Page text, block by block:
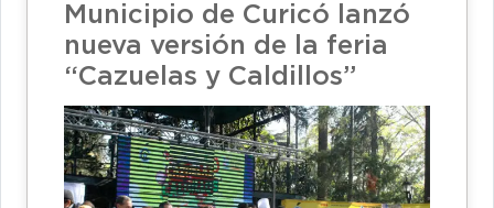
Municipio de Curicó lanzó
nueva versión de la feria
“Cazuelas y Caldillos”